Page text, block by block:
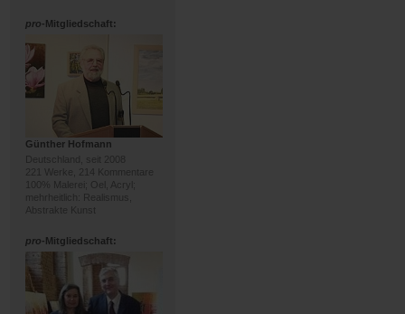
pro-Mitgliedschaft:
Günther Hofmann
Deutschland, seit 2008
221 Werke, 214 Kommentare
100% Malerei; Oel, Acryl;
mehrheitlich: Realismus,
Abstrakte Kunst
pro-Mitgliedschaft: